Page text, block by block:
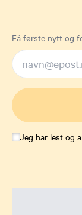
Få første nytt og
Jeg har lest og